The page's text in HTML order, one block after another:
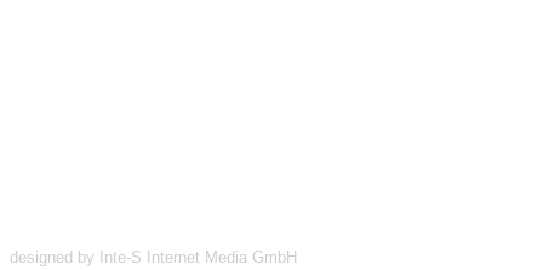
designed by Inte-S Internet Media GmbH